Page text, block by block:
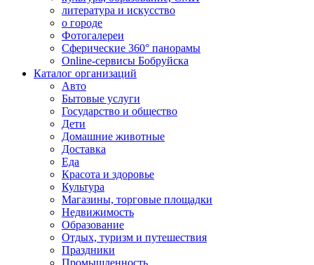
литература и искусство
о городе
Фотогалереи
Сферические 360° панорамы
Online-сервисы Бобруйска
Каталог организаций
Авто
Бытовые услуги
Государство и общество
Дети
Домашние животные
Доставка
Еда
Красота и здоровье
Культура
Магазины, торговые площадки
Недвижимость
Образование
Отдых, туризм и путешествия
Праздники
Промышленность